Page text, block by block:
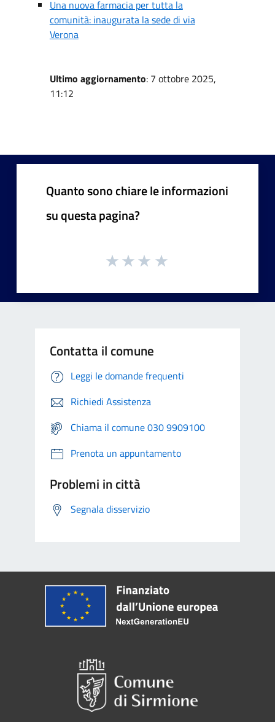
Una nuova farmacia per tutta la
comunità: inaugurata la sede di via
Verona
Ultimo aggiornamento: 7 ottobre 2025,
11:12
Quanto sono chiare le informazioni
su questa pagina?
Contatta il comune
Leggi le domande frequenti
Richiedi Assistenza
Chiama il comune 030 9909100
Prenota un appuntamento
Problemi in città
Segnala disservizio